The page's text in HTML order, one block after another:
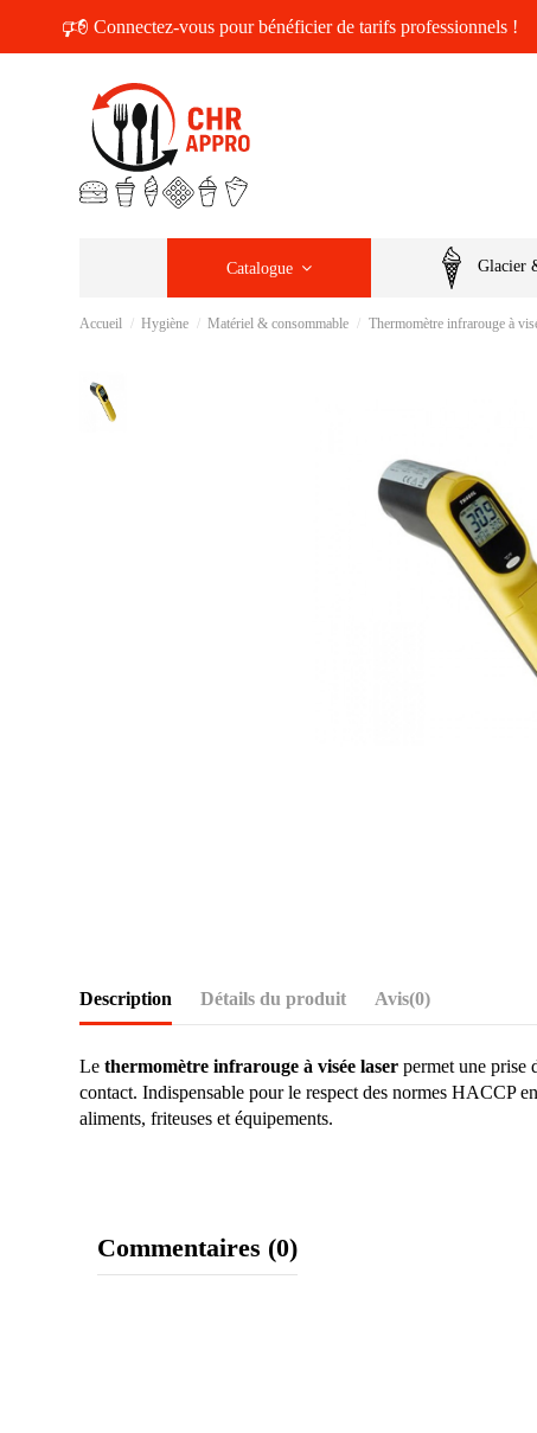
🕫 Connectez-vous pour bénéficier de tarifs professionnels !
Catalogue Glacier
Accueil Hygiène Matériel & consommable Thermomètre infrarouge à
Description Détails du produit Avis(0)
Le thermomètre infrarouge à visée laser permet une prise
contact. Indispensable pour le respect des normes HACCP
aliments, friteuses et équipements.
Commentaires (0)